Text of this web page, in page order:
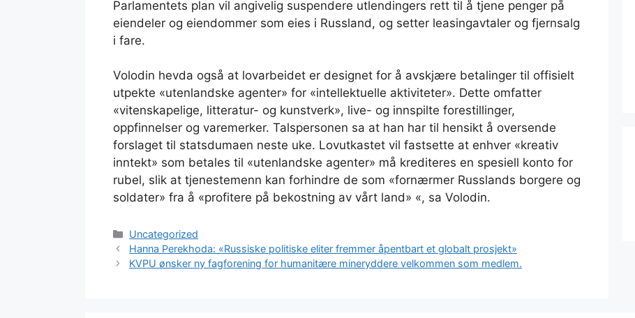
Parlamentets plan vil angivelig suspendere utlendingers rett til å tjene penger på
eiendeler og eiendommer som eies i Russland, og setter leasingavtaler og fjernsalg
i fare.
Volodin hevda også at lovarbeidet er designet for å avskjære betalinger til offisielt
utpekte «utenlandske agenter» for «intellektuelle aktiviteter». Dette omfatter
«vitenskapelige, litteratur- og kunstverk», live- og innspilte forestillinger,
oppfinnelser og varemerker. Talspersonen sa at han har til hensikt å oversende
forslaget til statsdumaen neste uke. Lovutkastet vil fastsette at enhver «kreativ
inntekt» som betales til «utenlandske agenter» må krediteres en spesiell konto for
rubel, slik at tjenestemenn kan forhindre de som «fornærmer Russlands borgere og
soldater» fra å «profitere på bekostning av vårt land» «, sa Volodin.
Kategorier
Uncategorized
Hanna Perekhoda: «Russiske politiske eliter fremmer åpentbart et globalt prosjekt»
KVPU ønsker ny fagforening for humanitære mineryddere velkommen som medlem.